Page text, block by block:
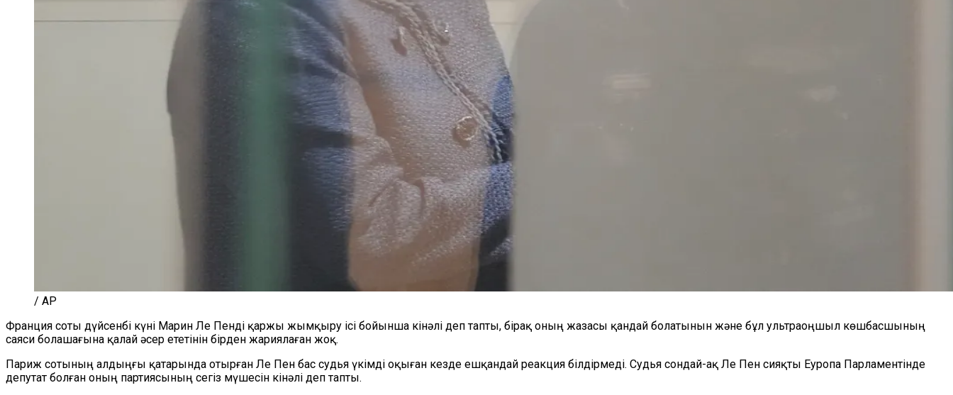
/ AP
Франция соты дүйсенбі күні Марин Ле Пенді қаржы жымқыру ісі бойынша кінәлі деп тапты, бірақ оның жазасы қандай болатынын және бұл ультраоңшыл көшбасшының
саяси болашағына қалай әсер ететінін бірден жариялаған жоқ.
Париж сотының алдыңғы қатарында отырған Ле Пен бас судья үкімді оқыған кезде ешқандай реакция білдірмеді. Судья сондай-ақ Ле Пен сияқты Еуропа Парламентінде
депутат болған оның партиясының сегіз мүшесін кінәлі деп тапты.